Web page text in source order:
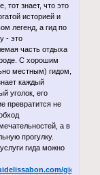
тот знает, что это
историей и
легенд, а гид по
- это
часть отдыха
С хорошим
местным) гидом,
каждый
уголок, его
превратится не
а в
прогулку.
гида можно
gid-